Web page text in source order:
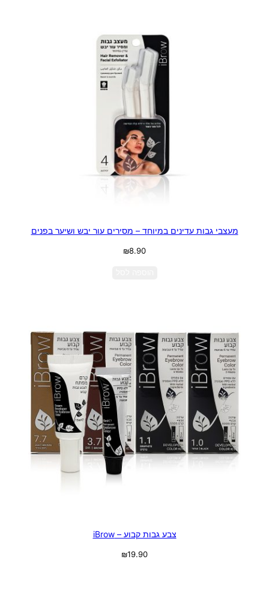
מעצבי גבות עדינים במיוחד – מסירים עור יבש ושיער בפנים
₪8.90
צבע גבות קבוע – iBrow
₪19.90